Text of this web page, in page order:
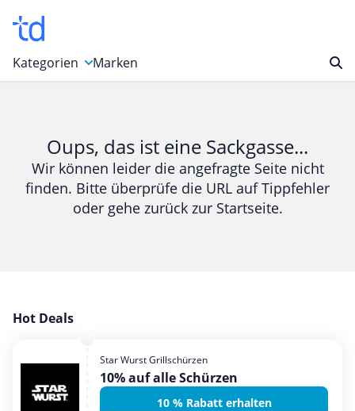
Kategorien
Bücher & Magazine
Computer & Elektronik
Entertainment & Media
Garten, Haushalt & Tiere
Mobilfunk & Internet
Mode & Accessoires
Marken
Oups, das ist eine Sackgasse...
Wir können leider die angefragte Seite nicht
finden. Bitte überprüfe die URL auf Tippfehler
oder gehe zurück zur Startseite.
Hot Deals
Star Wurst Grillschürzen
10% auf alle Schürzen
10 % Rabatt erhalten